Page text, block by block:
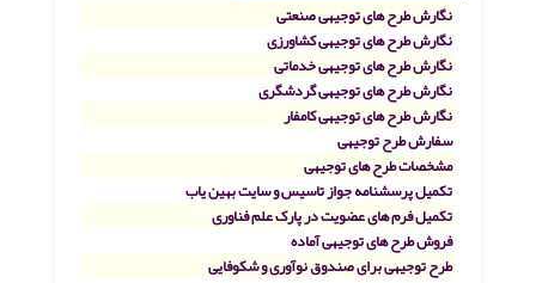
نگارش طرح های توجیهی صنعتی
نگارش طرح های توجیهی کشاورزی
نگارش طرح های توجیهی خدماتی
نگارش طرح های توجیهی گردشگری
نگارش طرح های توجیهی کامفار
سفارش طرح توجیهی
مشخصات طرح های توجیهی
تکمیل پرسشنامه جواز تاسیس و سایت بهین یاب
تکمیل فرم های عضویت در پارک علم فناوری
فروش طرح های توجیهی آماده
طرح توجیهی برای صندوق نوآوری و شکوفایی